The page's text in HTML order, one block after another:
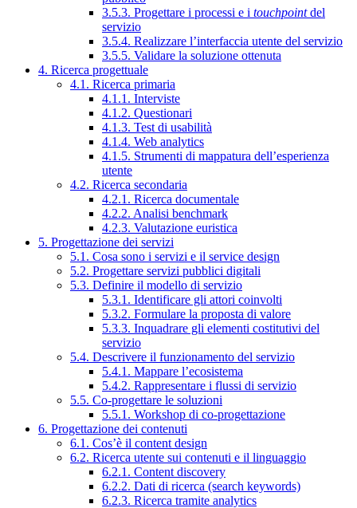
3.5.3. Progettare i processi e i touchpointdel
servizio
3.5.4. Realizzare l’interfaccia utente del servizio
3.5.5. Validare la soluzione ottenuta
4. Ricerca progettuale
4.1. Ricerca primaria
4.1.1. Interviste
4.1.2. Questionari
4.1.3. Test di usabilità
4.1.4. Web analytics
4.1.5. Strumenti di mappatura dell’esperienza
utente
4.2. Ricerca secondaria
4.2.1. Ricerca documentale
4.2.2. Analisi benchmark
4.2.3. Valutazione euristica
5. Progettazione dei servizi
5.1. Cosa sono i servizi e il service design
5.2. Progettare servizi pubblici digitali
5.3. Definire il modello di servizio
5.3.1. Identificare gli attori coinvolti
5.3.2. Formulare la proposta di valore
5.3.3. Inquadrare gli elementi costitutivi del
servizio
5.4. Descrivere il funzionamento del servizio
5.4.1. Mappare l’ecosistema
5.4.2. Rappresentare i flussi di servizio
5.5. Co-progettare le soluzioni
5.5.1. Workshop di co-progettazione
6. Progettazione dei contenuti
6.1. Cos’è il content design
6.2. Ricerca utente sui contenuti e il linguaggio
6.2.1. Content discovery
6.2.2. Dati di ricerca (search keywords)
6.2.3. Ricerca tramite analytics